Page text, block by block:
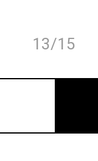
13/15